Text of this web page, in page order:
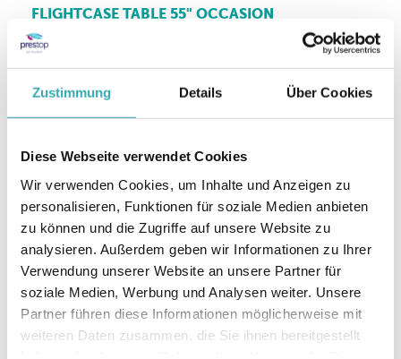
Zustimmung Details Über Cookies
Diese Webseite verwendet Cookies
Wir verwenden Cookies, um Inhalte und Anzeigen zu
personalisieren, Funktionen für soziale Medien anbieten
zu können und die Zugriffe auf unsere Website zu
analysieren. Außerdem geben wir Informationen zu Ihrer
Verwendung unserer Website an unsere Partner für
soziale Medien, Werbung und Analysen weiter. Unsere
Partner führen diese Informationen möglicherweise mit
weiteren Daten zusammen, die Sie ihnen bereitgestellt
FLIGHTCASE TABLE 55" OCCASION
Scharnierter Deckel
Schwarz
weitere informationen